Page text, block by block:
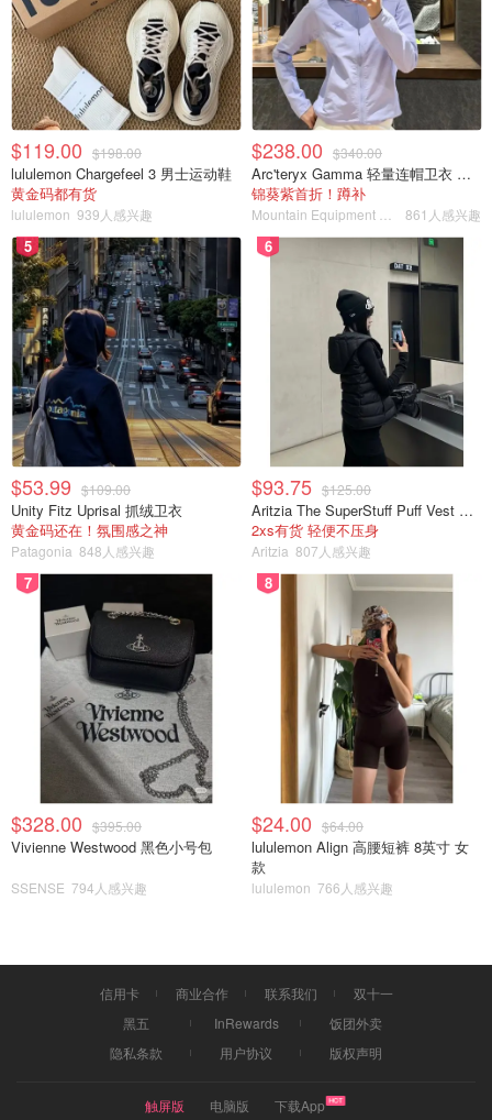
化，这一过程需要精心管理。
作为加拿大的投资者，无论你是想了解如何在加拿大购买比
特币，还是寻找最佳的加密货币交易所，了解加密货币市场
的变化至关重要。加密货币的世界仍然年轻，其全部潜力尚
未完全实现，但通过正确的指导和支持，用户可以自信地在
这个领域中航行。
广告：面对加密货币的波动？了解更多关于 Hibit.com的
安全加密货币交易和专家咨询服务。 访问Hibit.com获取量
身定制的服务。
移民加拿大 加拿大吃喝玩乐
$119.00 $198.00
lululemon Chargefeel 3 男士运动鞋
黄金码都有货
lululemon 939人感兴趣
$238.00 $340.00
Arc'teryx Gamma 轻量连帽卫衣 女款
锦葵紫首折！蹲补
861人感兴趣
5
$53.99 $109.00
Unity Fitz Uprisal 抓绒卫衣
黄金码还在！氛围感之神
Patagonia 848人感兴趣
6
$93.75 $125.00
Aritzia The SuperStuff Puff Vest 轻盈亮面马甲
2xs有货 轻便不压身
Aritzia 807人感兴趣
7
$328.00 $395.00
Vivienne Westwood 黑色小号包
SSENSE 794人感兴趣
8
$24.00 $64.00
lululemon Align 高腰短裤 8英寸 女
款
lululemon 766人感兴趣
信用卡 商业合作 联系我们
双十一
黑五
InRewards
饭团外卖
隐私条款
用户协议 版权声明
触屏版 电脑版 下载App